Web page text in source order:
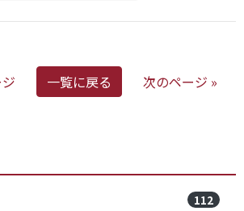
一覧に戻る 次のページ »
112